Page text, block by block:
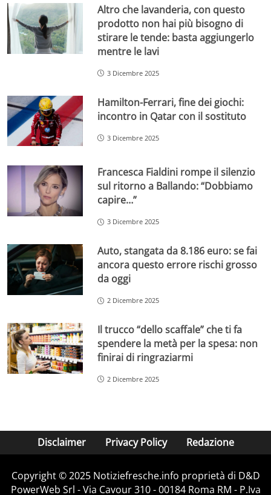
Altro che lavanderia, con questo
prodotto non hai più bisogno di
stirare le tende: basta aggiungerlo
mentre le lavi
3 Dicembre 2025
Hamilton-Ferrari, fine dei giochi:
incontro in Qatar con il sostituto
3 Dicembre 2025
Francesca Fialdini rompe il silenzio
sul ritorno a Ballando: “Dobbiamo
capire…”
3 Dicembre 2025
Auto, stangata da 8.186 euro: se fai
ancora questo errore rischi grosso
da oggi
2 Dicembre 2025
Il trucco “dello scaffale” che ti fa
spendere la metà per la spesa: non
finirai di ringraziarmi
2 Dicembre 2025
Disclaimer Privacy Policy Redazione
Copyright © 2025 Notiziefresche.info proprietà di D&D
PowerWeb Srl - Via Cavour 310 - 00184 Roma RM - P.Iva